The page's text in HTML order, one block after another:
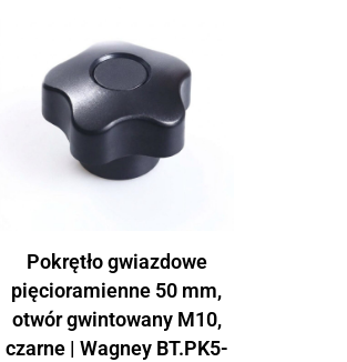
Pokrętło gwiazdowe
pięcioramienne 50 mm,
otwór gwintowany M10,
czarne | Wagney BT.PK5-